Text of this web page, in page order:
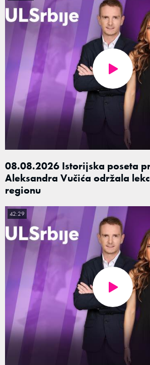
08.08.2026 Istorijska poseta
Aleksandra Vučića održala
regionu
42:29